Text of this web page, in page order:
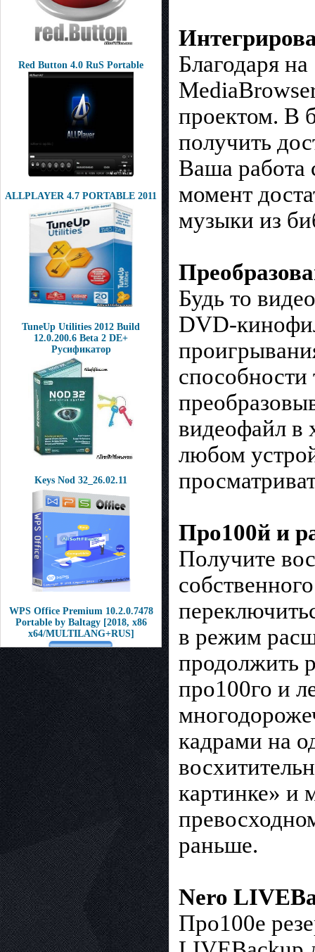
Red Button 4.0 RuS Portable
ALLPLAYER 4.7 PORTABLE 2011
TuneUp Utilities 2012 Build
12.0.200.6 Beta 2 DE+
Русификатор
Keys Nod 32_26.02.11
WPS Office Premium 10.2.0.7478
Portable by Baltagy [2018, x86
x64/MULTILANG+RUS]
Благодаря
проектом. В
получить
Ваша работа
момент
музыки из
Будь то
DVD-
видеофайл в
любом
Про100й и
Получите
в режим
продолжить
про100го и
кадрами на
картинке» и
раньше.
Nero
Про100е